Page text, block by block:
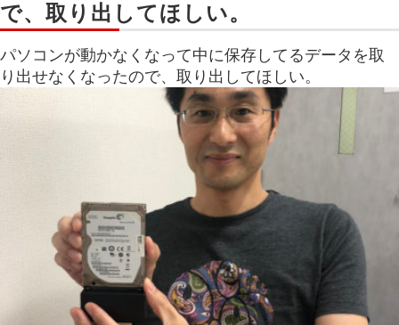
で、取り出してほしい。
パソコンが動かなくなって中に保存してるデータを取
り出せなくなったので、取り出してほしい。